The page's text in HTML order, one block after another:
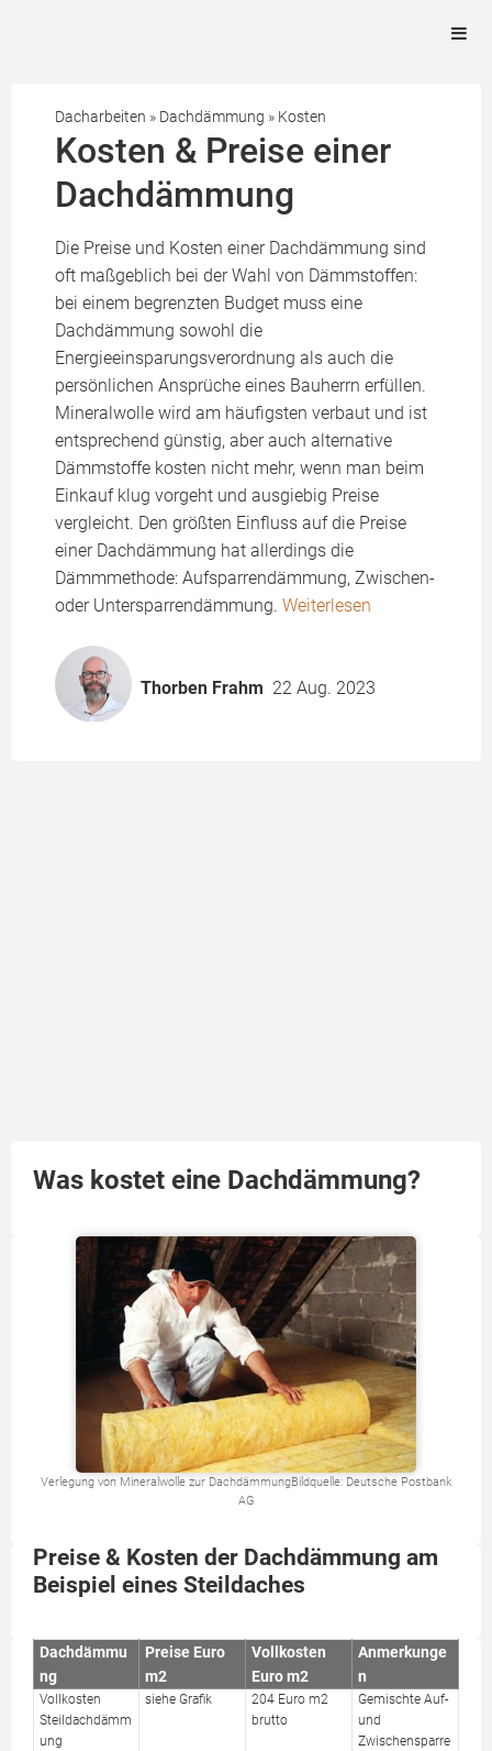
Dacharbeiten » Dachdämmung » Kosten
Kosten & Preise einer
Dachdämmung
Die Preise und Kosten einer Dachdämmung sind
oft maßgeblich bei der Wahl von Dämmstoffen:
bei einem begrenzten Budget muss eine
Dachdämmung sowohl die
Energieeinsparungsverordnung als auch die
persönlichen Ansprüche eines Bauherrn erfüllen.
Mineralwolle wird am häufigsten verbaut und ist
entsprechend günstig, aber auch alternative
Dämmstoffe kosten nicht mehr, wenn man beim
Einkauf klug vorgeht und ausgiebig Preise
vergleicht. Den größten Einfluss auf die Preise
einer Dachdämmung hat allerdings die
Dämmmethode: Aufsparrendämmung, Zwischen-
oder Untersparrendämmung. Weiterlesen
Thorben Frahm 22 Aug. 2023
Was kostet eine Dachdämmung?
Verlegung von Mineralwolle zur DachdämmungBildquelle: Deutsche Postbank
AG
Preise & Kosten der Dachdämmung am
Beispiel eines Steildaches
Dachdämmu
ng
Preise Euro
m2
Vollkosten
Euro m2
Anmerkunge
n
Vollkosten
Steildachdämm
ung
siehe Grafik
204 Euro m2
brutto
Gemischte Auf-
und
Zwischensparre